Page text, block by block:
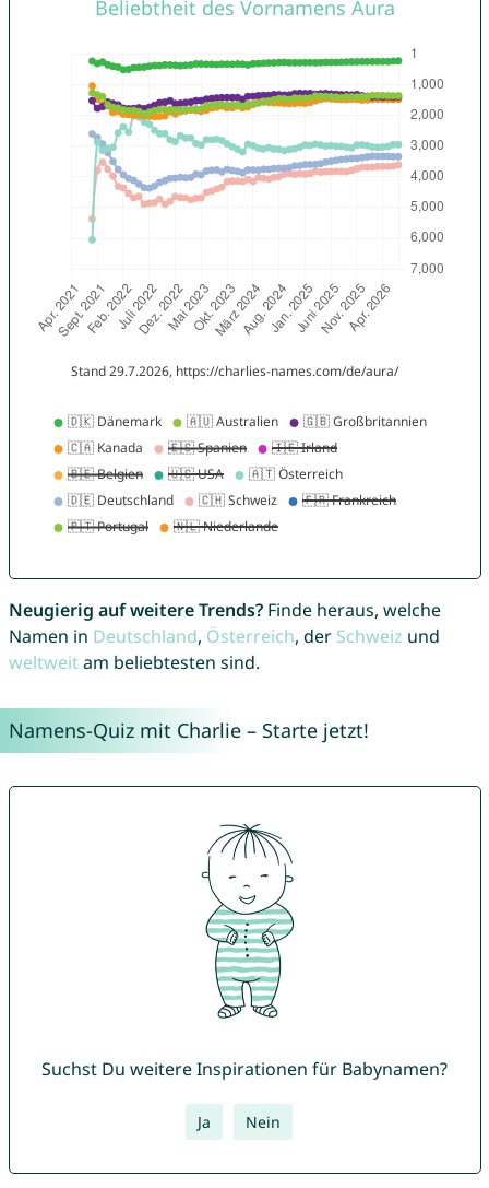
Neugierig auf weitere Trends?Finde heraus, welche
Namen in Deutschland, Österreich, der Schweiz und
weltweitam beliebtesten sind.
Namens-Quiz mit Charlie – Starte jetzt!
Suchst Du weitere Inspirationen für Babynamen?
Ja Nein